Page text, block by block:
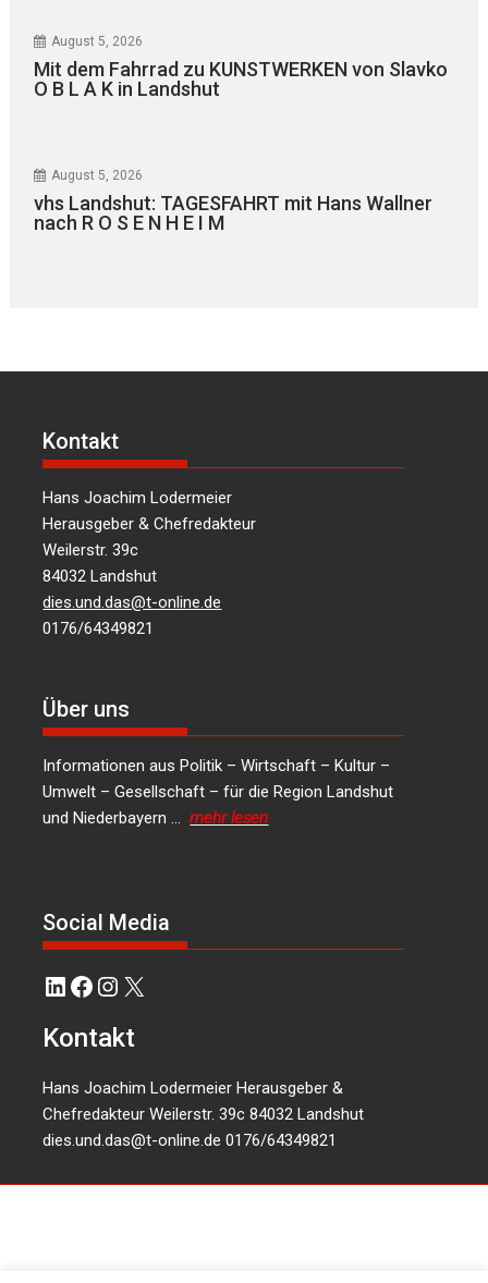
August 5, 2026
Mit dem Fahrrad zu KUNSTWERKEN von Slavko
O B L A K in Landshut
August 5, 2026
vhs Landshut: TAGESFAHRT mit Hans Wallner
nach R O S E N H E I M
Kontakt
Hans Joachim Lodermeier
Herausgeber & Chefredakteur
Weilerstr. 39c
84032 Landshut
dies.und.das@t-online.de
0176/64349821
Über uns
Informationen aus Politik – Wirtschaft – Kultur –
Umwelt – Gesellschaft – für die Region Landshut
und Niederbayern …mehr lesen
Social Media
LinkedIn
Facebook
Instagram
X
Kontakt
Hans Joachim Lodermeier Herausgeber &
Chefredakteur Weilerstr. 39c 84032 Landshut
dies.und.das@t-online.de 0176/64349821